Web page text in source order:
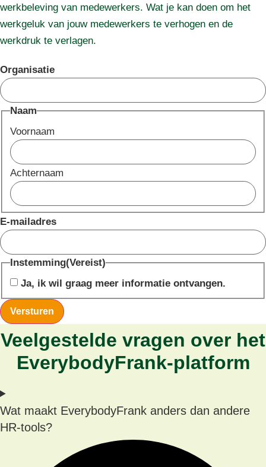
werkbeleving van medewerkers. Wat je kan doen om het
werkgeluk van jouw medewerkers te verhogen en de
werkdruk te verlagen.
Organisatie
Naam
Voornaam
Achternaam
E-mailadres
Instemming(Vereist)
Ja, ik wil graag meer informatie ontvangen.
Versturen
Veelgestelde vragen over het
EverybodyFrank-platform
Wat maakt EverybodyFrank anders dan andere
HR-tools?